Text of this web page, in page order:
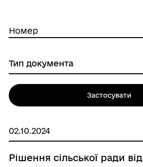
02.10.2024
Рішення сільської ради від
Номер
Застосувати